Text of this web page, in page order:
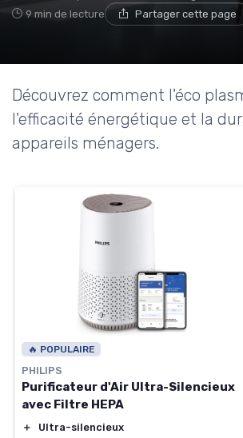
9 min de lecture Partager cette page
Découvrez comment l'éco
l'efficacité énergétique et la
appareils ménagers.
🔥 POPULAIRE
PHILIPS
Purificateur d'Air Ultra-Silencieux
avec Filtre HEPA
＋
Ultra-silencieux